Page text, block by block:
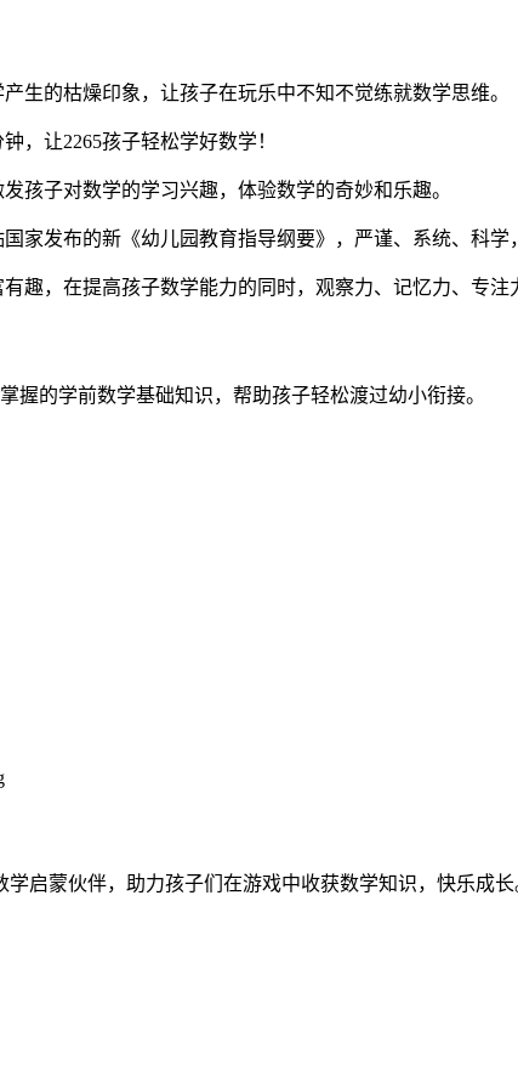
生的枯燥印象，让孩子在玩乐中不知不觉练就数学思维。
，让2265孩子轻松学好数学！
孩子对数学的学习兴趣，体验数学的奇妙和乐趣。
家发布的新《幼儿园教育指导纲要》，严谨、系统、科学
趣，在提高孩子数学能力的同时，观察力、记忆力、专注
握的学前数学基础知识，帮助孩子轻松渡过幼小衔接。
启蒙伙伴，助力孩子们在游戏中收获数学知识，快乐成